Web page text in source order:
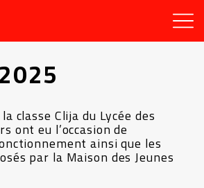
classe Clija du Lycée des
ont eu l’occasion de
ainsi que les
par la Maison des Jeunes